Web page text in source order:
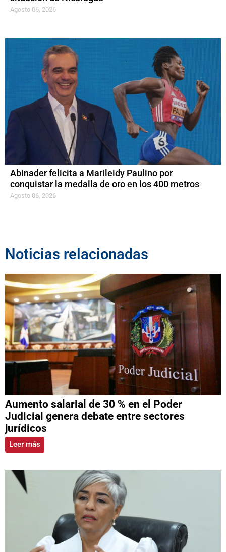
Agosto 06, 2026
Abinader felicita a Marileidy Paulino por
conquistar la medalla de oro en los 400 metros
Agosto 06, 2026
Noticias relacionadas
Aumento salarial de 30 % en el Poder
Judicial genera debate entre sectores
jurídicos
Leer más